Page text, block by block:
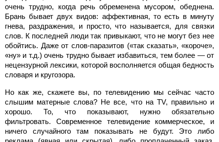
очень трудно, когда речь обременена мусором, обеднена.
Брань бывает двух видов: аффективная, то есть в минуту
гнева, раздражения, и просто, что называется, для связки
слов. К последней люди так привыкают, что не могут без нее
обойтись. Даже от слов-паразитов («так сказать», «короче»,
«ну» и т.д.) очень трудно бывает избавиться, тем более — от
нецензурной лексики, которой восполняется общая бедность
словаря и кругозора.
Но как же, скажете вы, по телевидению мы сейчас часто
слышим матерные слова? Не все, что на TV, правильно и
хорошо. То, что показывают, нужно обязательно
фильтровать. Современное телевидение коммерческое, и
ничего случайного там показывать не будут. Это либо